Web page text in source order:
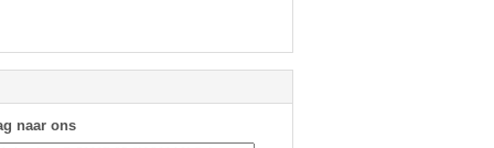
naar ons